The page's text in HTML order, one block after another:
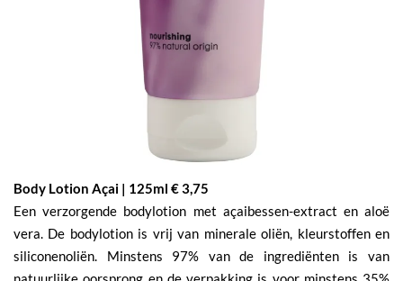
Body Lotion Açai | 125ml € 3,75
Een verzorgende bodylotion met açaibessen-extract en aloë
vera. De bodylotion is vrij van minerale oliën, kleurstoffen en
siliconenoliën. Minstens 97% van de ingrediënten is van